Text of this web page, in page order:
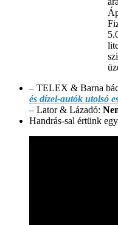
– TELEX & Barna
és dízel-autók utolsó
– Lator & Lázadó:
Handrás-sal értünk